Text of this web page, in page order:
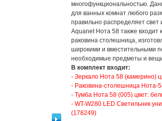
многофункциональностью.
для ванных комнат любого
правильно распределяет свет
Aquanet Нота 58 также входит
раковина столешница,
широкими и вместительными
необходимые предметы и
В комплект входит:
- Зеркало Нота 58 (камерино)
- Раковина-столешница Нота-
- Тумба Нота 58 (005) цвет:
- WT-W280 LED Светильник
(178249)